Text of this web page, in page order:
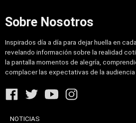
Sobre Nosotros
Inspirados día a día para dejar huella en
revelando información sobre la realidad
la pantalla momentos de alegría,
complacer las expectativas de la audiencia
NOTICIAS